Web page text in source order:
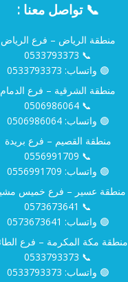
📞 تواصل معنا :
منطقة الرياض – فرع الرياض
📞
0533793373
🟢 واتساب: 0533793373
منطقة الشرقية – فرع الدمام
📞
0506986064
🟢 واتساب:0506986064
منطقة القصيم – فرع بريدة
📞
🟢 واتساب: 0556991709
منطقة عسير – فرع خميس
📞
0573673641
🟢 واتساب: 0573673641
منطقة مكة المكرمة – فرع
📞
0533793373
🟢 واتساب: 0533793373